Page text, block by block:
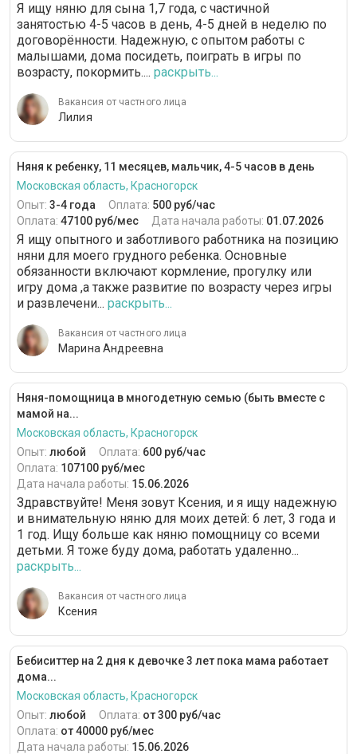
Я ищу няню для сына 1,7 года, с частичной
занятостью 4-5 часов в день, 4-5 дней в неделю по
договорённости. Надежную, с опытом работы с
малышами, дома посидеть, поиграть в игры по
возрасту, покормить.... раскрыть...
Вакансия от частного лица
Лилия
Няня к ребенку, 11 месяцев, мальчик, 4-5 часов в день
Московская область, Красногорск
Опыт: 3-4 года Оплата: 500 руб/час
Оплата: 47100 руб/мес Дата начала работы: 01.07.2026
Я ищу опытного и заботливого работника на позицию
няни для моего грудного ребенка. Основные
обязанности включают кормление, прогулку или
игру дома ,а также развитие по возрасту через игры
и развлечени... раскрыть...
Вакансия от частного лица
Марина Андреевна
Няня-помощница в многодетную семью (быть вместе с
мамой на...
Московская область, Красногорск
Опыт: любой Оплата: 600 руб/час
Оплата: 107100 руб/мес
Дата начала работы: 15.06.2026
Здравствуйте! Меня зовут Ксения, и я ищу надежную
и внимательную няню для моих детей: 6 лет, 3 года и
1 год. Ищу больше как няню помощницу со всеми
детьми. Я тоже буду дома, работать удаленно...
раскрыть...
Вакансия от частного лица
Ксения
Бебиситтер на 2 дня к девочке 3 лет пока мама работает
дома...
Московская область, Красногорск
Опыт: любой Оплата: от 300 руб/час
Оплата: от 40000 руб/мес
Дата начала работы: 15.06.2026